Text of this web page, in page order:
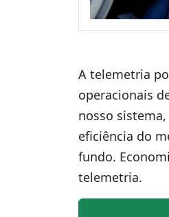
A telemetria
operacionais
nosso
eficiência do
fundo.
telemetria.